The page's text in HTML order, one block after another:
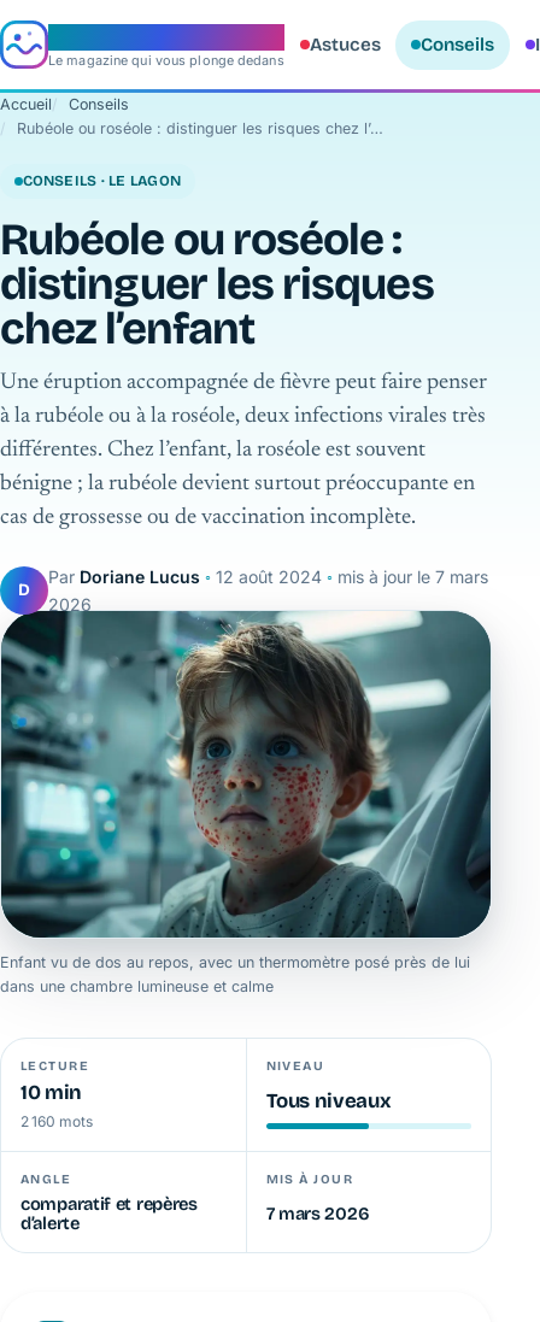
Le magazine qui vous plonge dedans
Astuces Conseils
Accueil
Conseils
Rubéole ou roséole : distinguer les risques chez l’enfant
CONSEILS · LE LAGON
Rubéole ou roséole :
distinguer les risques
chez l’enfant
Une éruption accompagnée de fièvre peut faire penser
à la rubéole ou à la roséole, deux infections virales très
différentes. Chez l’enfant, la roséole est souvent
bénigne ; la rubéole devient surtout préoccupante en
cas de grossesse ou de vaccination incomplète.
D
Par Doriane Lucus ◦ 12 août 2024 ◦ mis à jour le 7 mars
2026
Enfant vu de dos au repos, avec un thermomètre posé près de lui
dans une chambre lumineuse et calme
LECTURE
10 min
2 160 mots
NIVEAU
Tous niveaux
ANGLE
comparatif et repères
d’alerte
MIS À JOUR
7 mars 2026